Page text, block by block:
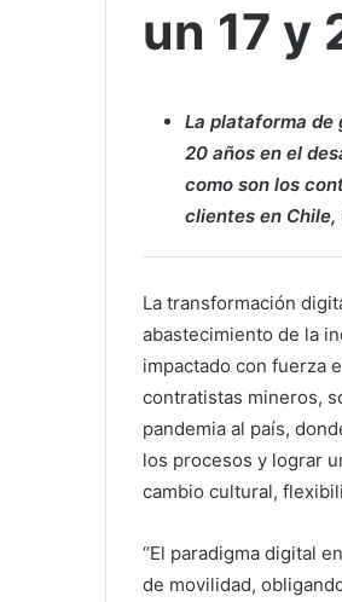
un 17 y
La plataforma de
20 años en el
como son los
clientes en Chile,
La transformación
abastecimiento de la
impactado con fuerza
contratistas mineros,
pandemia al país,
los procesos y lograr
cambio cultural,
“El paradigma digital
de movilidad,